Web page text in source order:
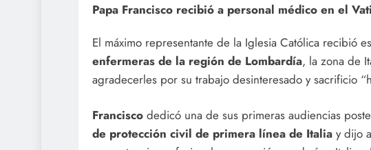
Papa Francisco recibió a personal médico en el
El máximo representante de la Iglesia Católica recibió
enfermeras de la región de Lombardía, la zona de
agradecerles por su trabajo desinteresado y sacrificio
Francisco dedicó una de sus primeras audiencias
de protección civil de primera línea de Italia y dijo